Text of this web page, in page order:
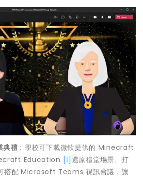
禮 ：學校可下載微軟提供的 Minecraft
Education [1] 還原禮堂場景、打
搭配 Microsoft Teams 視訊會議，讓